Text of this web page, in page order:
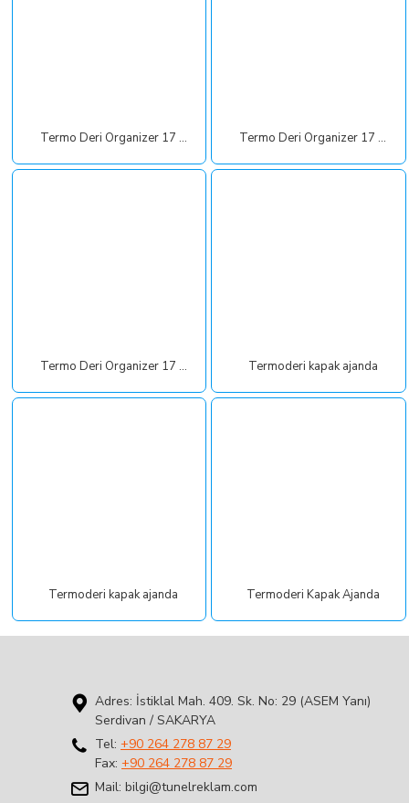
Termo Deri Organizer 17 x 23 cm Termo Deri Organizer 17 x 23 cm
Termo Deri Organizer 17 x 23 cm Termoderi kapak ajanda
Termoderi kapak ajanda Termoderi Kapak Ajanda
Adres: İstiklal Mah. 409. Sk. No: 29 (ASEM Yanı)
Serdivan / SAKARYA
Tel: +90 264 278 87 29
Fax: +90 264 278 87 29
Mail: bilgi@tunelreklam.com